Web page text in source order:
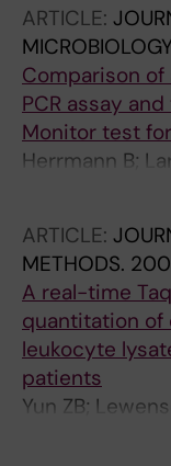
ARTICLE:
Comparison
PCR assay
Monitor test
Herrmann B;
Eriksson B-M;
ARTICLE:
METHODS.
A real-time
quantitation of
leukocyte
patients
Yun ZB;